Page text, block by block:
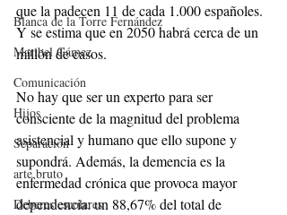
Blanca de la Torre Fernández
Maribel Gámez
Comunicación
Hijos
Separación
arte bruto
Deberes escolares
que la padecen 11 de cada 1.000 españoles.
Y se estima que en 2050 habrá cerca de un
millón de casos.
No hay que ser un experto para ser
consciente de la magnitud del problema
asistencial y humano que ello supone y
supondrá. Además, la demencia es la
enfermedad crónica que provoca mayor
dependencia: un 88,67% del total de